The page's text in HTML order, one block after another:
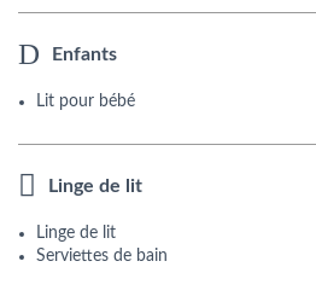
Enfants
Lit pour bébé
Linge de lit
Linge de lit
Serviettes de bain